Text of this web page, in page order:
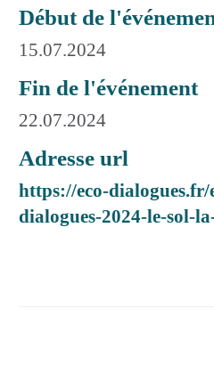
Début de
15.07.2024
Fin de l'événement
22.07.2024
Adresse url
https://eco-dialogues.fr/
dialogues-2024-le-sol-